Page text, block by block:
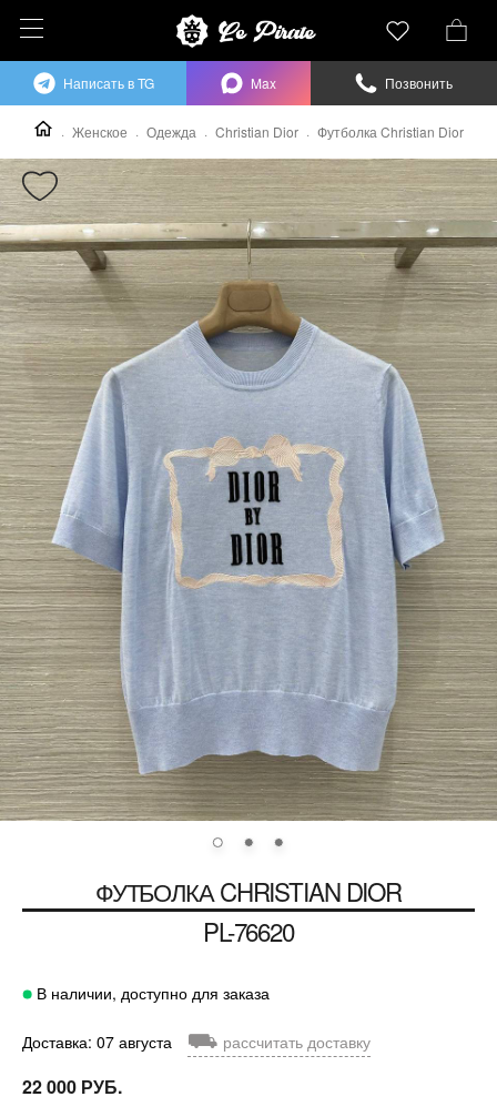
Женское Одежда Christian Dior Футболка Christian Dior
ФУТБОЛКАCHRISTIAN DIOR
PL-76620
В наличии, доступно для заказа
Доставка: 07 августа ⛟ рассчитать доставку
22 000 РУБ.
Написать в TG Max Позвонить